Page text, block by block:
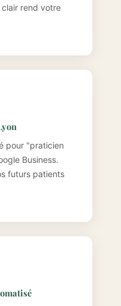
clair rend votre
pour "praticien
Business.
futurs patients